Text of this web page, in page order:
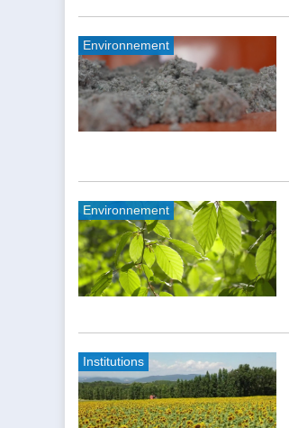
Environnement
Environnement
Institutions